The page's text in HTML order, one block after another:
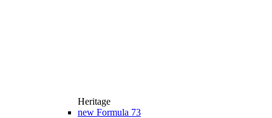
Heritage
new Formula 73